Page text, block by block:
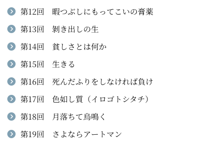
プ 第12回 暇つぶしにもってこいの膏薬
第13回 剝き出しの生
第14回 貧しさとは何か
第15回 生きる
第16回 死んだふりをしなければ負け
第17回 色如し質（イロゴトシタチ）
第18回 月落ちて烏鳴く
第19回 さよならアートマン